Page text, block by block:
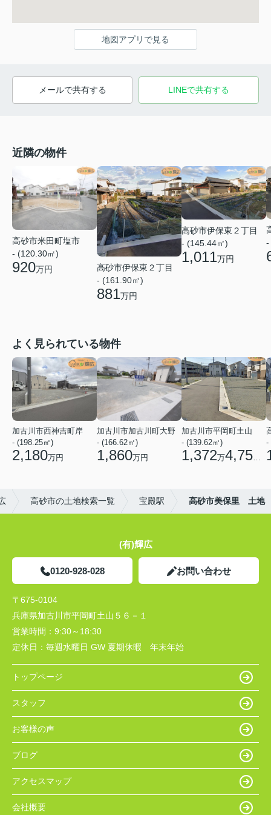
地図アプリで見る
メールで共有する LINEで共有する
近隣の物件
高砂市米田町塩市
- (120.30㎡)
920万円
高砂市伊保東２丁目
- (161.90㎡)
881万円
高砂市伊保東２丁目
- (145.44㎡)
1,011万円
-
よく見られている物件
加古川市西神吉町岸
- (198.25㎡)
2,180万円
加古川市加古川町大野
- (166.62㎡)
1,860万円
加古川市平岡町土山
- (139.62㎡)
1,372万4,750 円
-
高砂市の土地検索一覧 宝殿駅 高砂市美保里 土地
(有)輝広
0120-928-028 お問い合わせ
〒675-0104
兵庫県加古川市平岡町土山５６－１
営業時間： 9:30～18:30
定休日： 毎週水曜日 GW 夏期休暇 年末年始
トップページ
スタッフ
お客様の声
ブログ
アクセスマップ
会社概要